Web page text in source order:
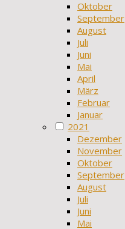
Oktober
September
August
Juli
Juni
Mai
April
März
Februar
Januar
2021
Dezember
November
Oktober
September
August
Juli
Juni
Mai